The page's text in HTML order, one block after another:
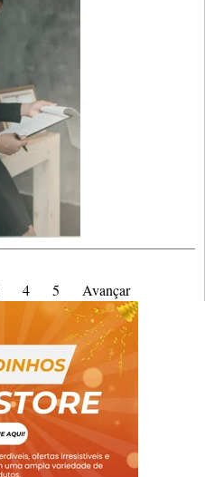
4 5 Avançar